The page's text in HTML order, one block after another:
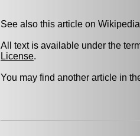
See also this article on
All text is available under the
License.
You may find another article in